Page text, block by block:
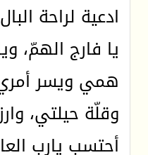
ادعية لراحة
يا فارج الهمّ،
همي ويسر
وقلّة حيلتي،
أحتسب يارب